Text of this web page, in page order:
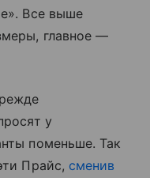
Все выше
главное —
у
поменьше. Так
Прайс, сменив